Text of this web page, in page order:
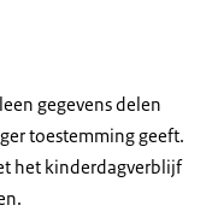
gegevens delen
toestemming geeft.
het kinderdagverblijf